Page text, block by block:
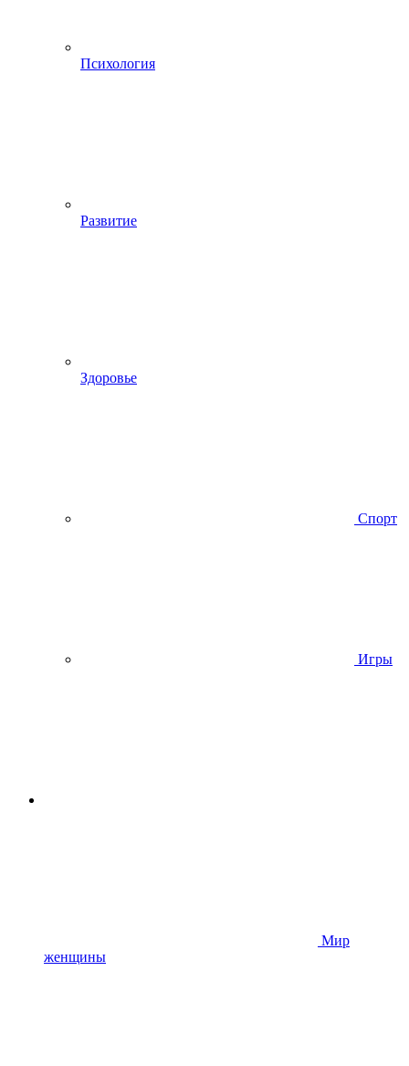
Психология
Развитие
Здоровье
Спорт
Игры
Мир
женщины